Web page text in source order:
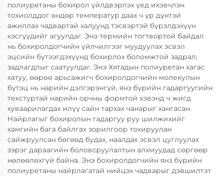
полиуретаны бохирол үйлдвэрлэх үед ихэвчлэн
тохиолддог өндөр температур даах ч үр дүнтэй
ажиллах чадвартай халуунд тэсвэртэй бүрэлдэхүүн
хэсгүүдийг агуулдаг. Энэ термийн тогтвортой байдал
нь бохиролдогчийн үйлчилгээг муудуулах эсвэл
эцсийн бүтээгдэхүүнд бохирлох боломжтой задрал,
задлагдлыг саатуулдаг. Энэ Хятадын полиуретан хагас
хатуу, өөрөө арьсажигч бохиролдогчийн молекулын
бүтэц нь нарийн дэлгэрэнгүй, янз бүрийн гадаргуугийн
текстуртай нарийн орчны формтой хэвэнд ч жигд
хуваарилагдах илүү сайн тархах чанарыг хангасан.
Найрлагыг бохиролын гадаргуу руу шилжихийг
хамгийн бага байлгах зорилгоор тохируулан
сайжруулсан бөгөөд будах, наалдах эсвэл цуглуулах
зэрэг дараагийн боловсруулалтын алхмуудад сөргөөр
нөлөөлөхгүй байна. Энэ бохиролдогчийн янз бүрийн
полиуретаны найрлагатай нийцэх чадварыг дэвшилтэт